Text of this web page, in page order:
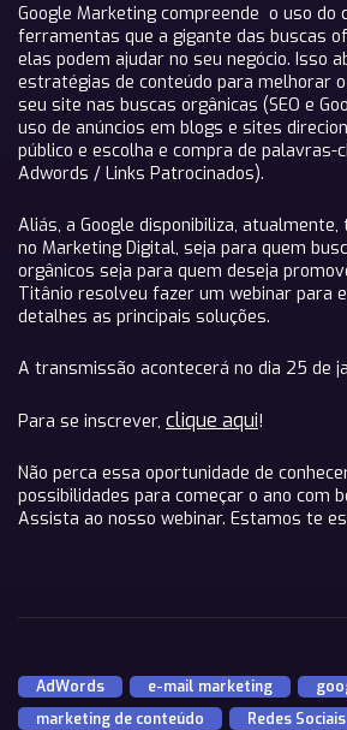
Google Marketing compreende o uso do
ferramentas que a gigante das buscas
elas podem ajudar no seu negócio. Isso
estratégias de conteúdo para melhorar
seu site nas buscas orgânicas (SEO e
uso de anúncios em blogs e sites
público e escolha e compra de palavras-
Adwords / Links Patrocinados).
Aliás, a Google disponibiliza,
no Marketing Digital, seja para quem
orgânicos seja para quem deseja
Titânio resolveu fazer um webinar para
detalhes as principais soluções.
A transmissão acontecerá no dia 25 de
Para se inscrever, clique aqui!
Não perca essa oportunidade de
possibilidades para começar o ano com
Assista ao nosso webinar. Estamos te
AdWords e-mail marketing
marketing de conteúdo
Redes Sociais